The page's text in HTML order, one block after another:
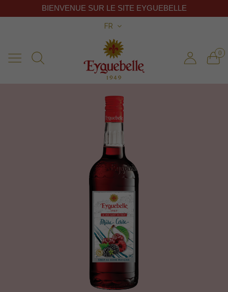
FR
0
BIENVENUE SUR LE SITE EYGUEBELLE